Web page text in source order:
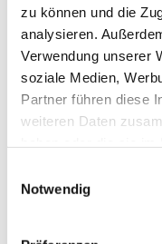
zu können und die
analysieren.
Verwendung unserer
soziale Medien,
Partner führen diese
weiteren Daten
Notwendig
können darauf
sorgfältig sortiert
alle Aspekte der
koordiniert werden.
auch dafür sorgen,